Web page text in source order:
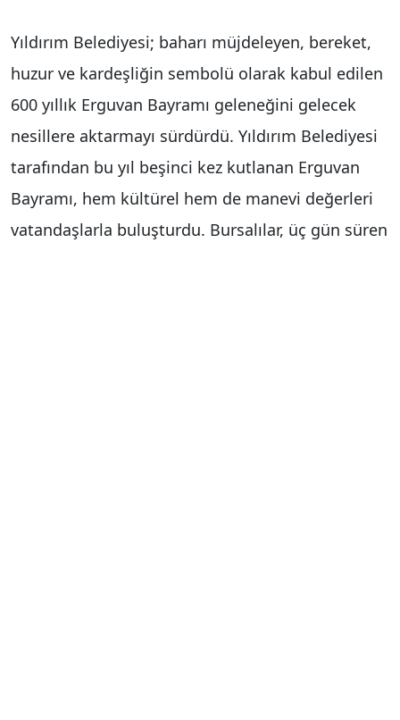
Yıldırım Belediyesi; baharı müjdeleyen, bereket,
huzur ve kardeşliğin sembolü olarak kabul edilen
600 yıllık Erguvan Bayramı geleneğini gelecek
nesillere aktarmayı sürdürdü. Yıldırım Belediyesi
tarafından bu yıl beşinci kez kutlanan Erguvan
Bayramı, hem kültürel hem de manevi değerleri
vatandaşlarla buluşturdu. Bursalılar, üç gün süren